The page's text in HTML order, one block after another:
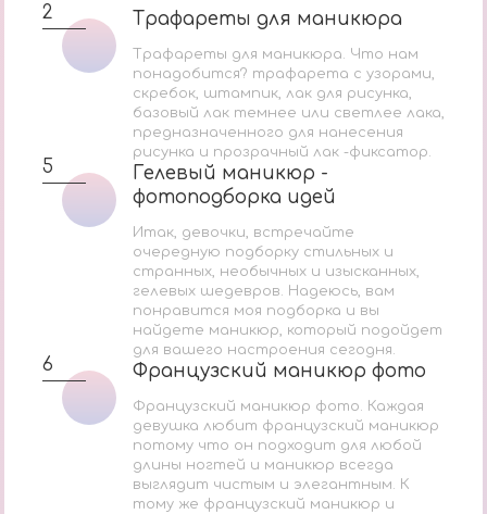
2 Трафареты для маникюра
Трафареты для маникюра
Трафареты для маникюра. Что нам
понадобится? трафарета с узорами,
скребок, штампик, лак для рисунка,
базовый лак темнее или светлее лака,
предназначенного для нанесения
рисунка и прозрачный лак -фиксатор.
5
Гелевый маникюр -
фотоподборка идей
Гелевый маникюр -
фотоподборка идей
Итак, девочки, встречайте
очередную подборку стильных и
странных, необычных и изысканных,
гелевых шедевров. Надеюсь, вам
понравится моя подборка и вы
найдете маникюр, который подойдет
для вашего настроения сегодня.
6 Французский маникюр фото
Французский маникюр фото
Французский маникюр фото. Каждая
девушка любит французский маникюр
потому что он подходит для любой
длины ногтей и маникюр всегда
выглядит чистым и элегантным. К
тому же французский маникюр и